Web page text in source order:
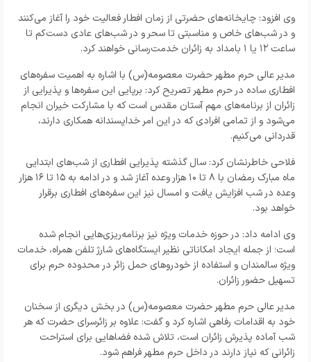
وی افزود: چایخانه‌های حضرتی از زمان افطار فعالیت خود را آغاز می‌کنند
و در شب‌های خاص و مناسبتی تا سحر و در شب‌های عادی دست‌کم تا
ساعت ۱۲ یا ۱ بامداد به زائران خدمت‌رسانی خواهند کرد.
مدیر عالی حرم مطهر حضرت معصومه(س) با اشاره به اهمیت سفره‌های
افطاری ساده در حرم مطهر تصریح کرد: برپایی این سفره‌ها و پذیرایی از
زائران از برنامه‌های مهم آستان مقدس است که با مشارکت خیران انجام
می‌شود و از تمامی افرادی که در این امر خداپسندانه همکاری دارند،
قدردانی می‌کنیم.
فلاحی خاطرنشان کرد: سال گذشته پذیرایی افطاری از شب‌های ابتدایی
ماه مبارک رمضان با ۸ تا ۱۰ هزار وعده آغاز شد و در ادامه به ۱۵ تا ۱۶ هزار
وعده در شب افزایش یافت و امسال نیز این سفره‌های افطاری برقرار
خواهد بود.
وی ادامه داد: در حوزه خدمات ویژه نیز برنامه‌ریزی‌هایی انجام شده
است؛ از جمله ایجاد امکاناتی نظیر ایستگاه‌های شارژ تلفن همراه، خدمات
ویژه سالمندان و استفاده از خودروهای حمل زائر در محدوده حرم برای
تسهیل حضور زائران.
مدیر عالی حرم مطهر حضرت معصومه(س) در بخش دیگری از سخنان
خود به اقدامات رفاهی اشاره کرد و گفت: علاوه بر زائرسرای حضرت که هر
شب آماده پذیرش زائران است، تلاش شده فضاهایی برای استراحت
زائرانی که نیاز دارند در داخل حرم مطهر فراهم شود.